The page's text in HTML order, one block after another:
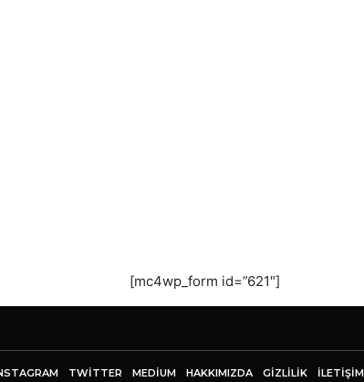
[mc4wp_form id=”621″]
TWITTER MEDIUM HAKKIMIZDA GİZLİLİK İLETIŞIM